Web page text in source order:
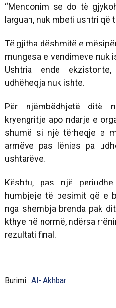
“Mendonim se do të
larguan, nuk mbeti ushtri që
Të gjitha dëshmitë e
mungesa e vendimeve nuk
Ushtria ende
udhëheqja nuk ishte.
Për njëmbëdhjetë ditë
kryengritje apo ndarje e
shumë si një tërheqje e
armëve pas lënies pa
ushtarëve.
Kështu, pas një
humbjeje të besimit që e
nga shembja brenda pak
kthye në normë, ndërsa
rezultati final.
Burimi : Al- Akhbar